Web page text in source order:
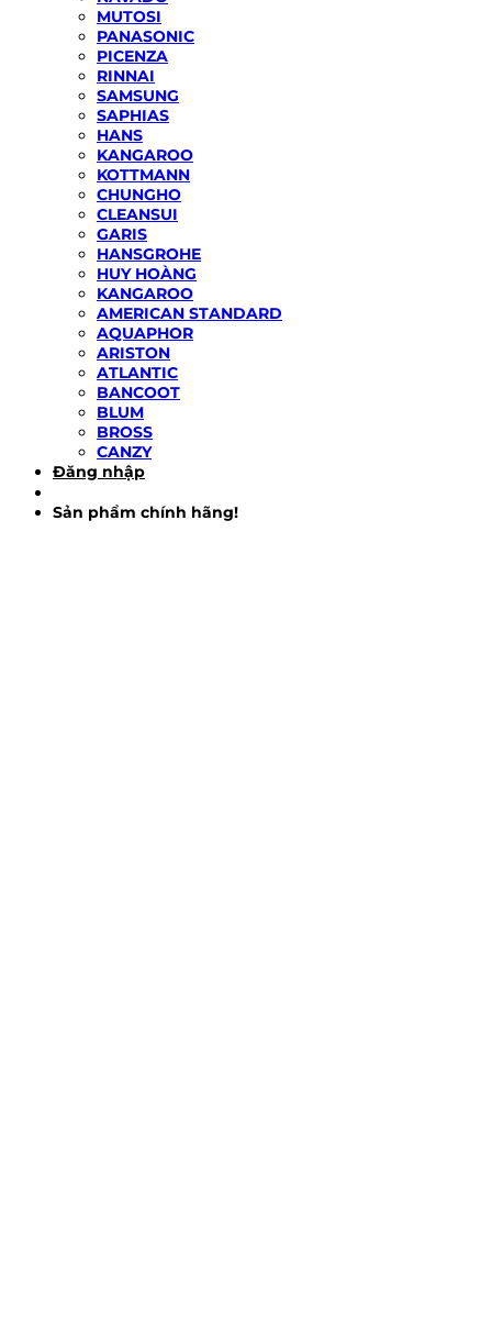
MUTOSI
PANASONIC
PICENZA
RINNAI
SAMSUNG
SAPHIAS
HANS
KANGAROO
KOTTMANN
CHUNGHO
CLEANSUI
GARIS
HANSGROHE
HUY HOÀNG
KANGAROO
AMERICAN STANDARD
AQUAPHOR
ARISTON
ATLANTIC
BANCOOT
BLUM
BROSS
CANZY
Đăng nhập
Sản phẩm chính hãng!